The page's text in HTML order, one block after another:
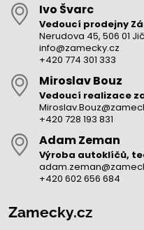
Ivo Švarc
Vedoucí prodejny
Nerudova 45, 506 01
info@zamecky.cz
+420 774 301 333
Miroslav Bouz
Vedoucí realizace
+420 728 193 831
Adam Zeman
Výroba autoklíčů,
+420 602 656 684
Zamecky.cz